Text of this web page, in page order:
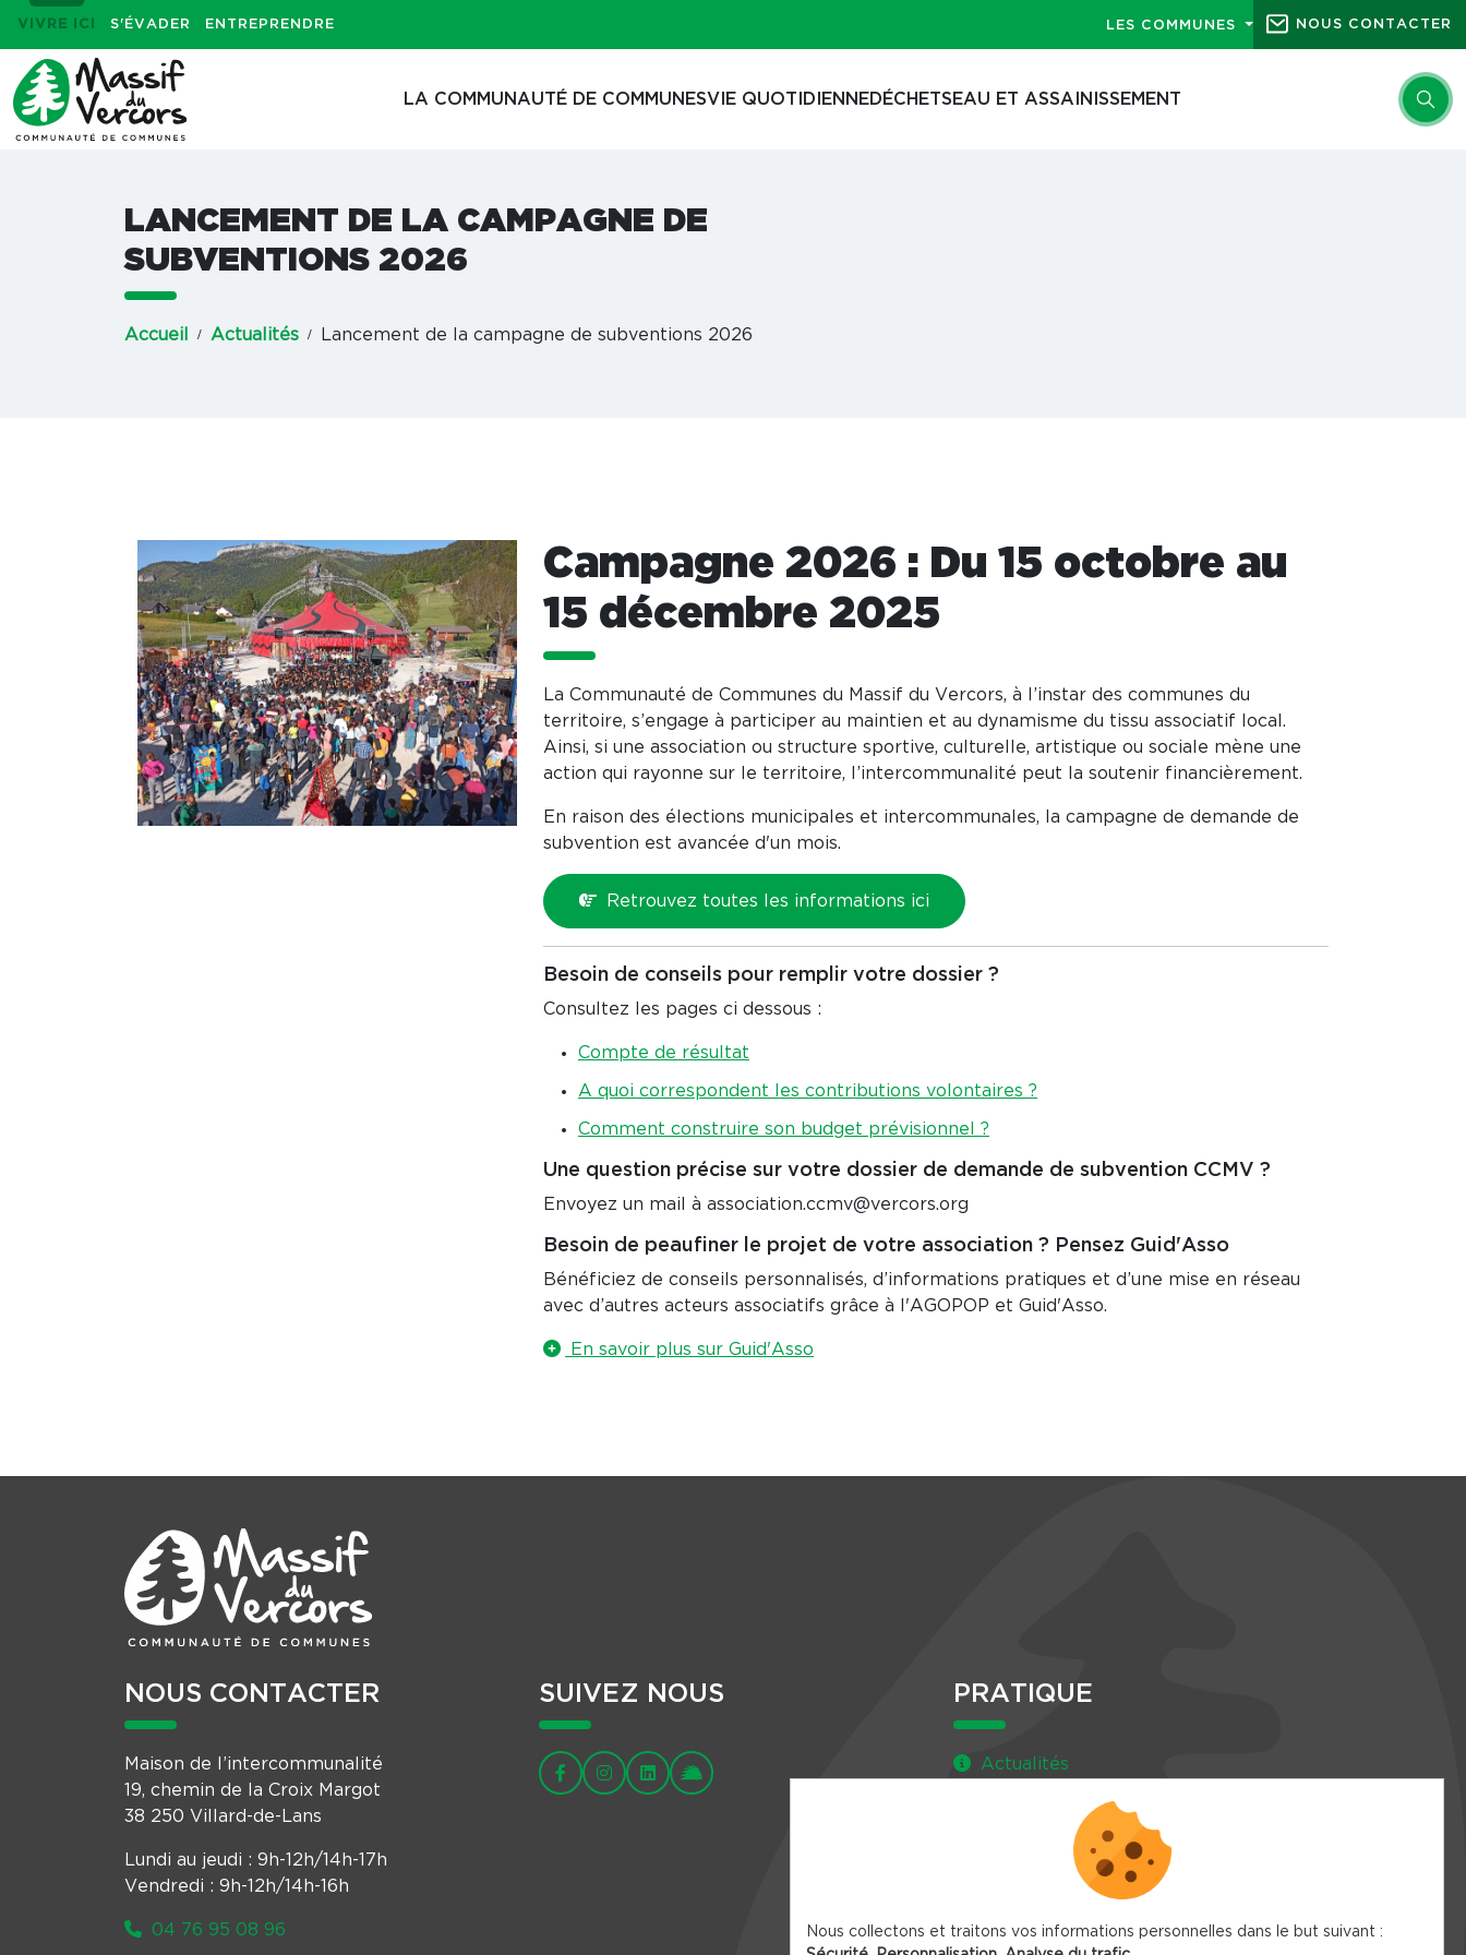
VIVRE ICI S'ÉVADER ENTREPRENDRE LES COMMUNES NOUS CONTACTER
LA COMMUNAUTÉ DE COMMUNESVIE QUOTIDIENNEDÉCHETS EAU ET ASSAINISSEMENT
LANCEMENT DE LA CAMPAGNE DE
SUBVENTIONS 2026
Accueil Actualités Lancement de la campagne de subventions 2026
Campagne 2026 : Du 15 octobre au
15 décembre 2025
La Communauté de Communes du Massif du Vercors, à l’instar des communes du
territoire, s’engage à participer au maintien et au dynamisme du tissu associatif local.
Ainsi, si une association ou structure sportive, culturelle, artistique ou sociale mène une
action qui rayonne sur le territoire, l’intercommunalité peut la soutenir financièrement.
En raison des élections municipales et intercommunales, la campagne de demande de
subvention est avancée d'un mois.
Retrouvez toutes les informations ici
Besoin de conseils pour remplir votre dossier ?
Consultez les pages ci dessous :
Compte de résultat
A quoi correspondent les contributions volontaires ?
Comment construire son budget prévisionnel ?
Une question précise sur votre dossier de demande de subvention CCMV ?
Envoyez un mail à association.ccmv@vercors.org
Besoin de peaufiner le projet de votre association ? Pensez Guid'Asso
Bénéficiez de conseils personnalisés, d’informations pratiques et d’une mise en réseau
avec d’autres acteurs associatifs grâce à l'AGOPOP et Guid'Asso.
En savoir plus sur Guid'Asso
NOUS CONTACTER
Maison de l’intercommunalité
19, chemin de la Croix Margot
38 250 Villard-de-Lans
Lundi au jeudi : 9h-12h/14h-17h
Vendredi : 9h-12h/14h-16h
04 76 95 08 96
SUIVEZ NOUS PRATIQUE
Actualités
Newsletter
Nous collectons et traitons vos informations personnelles dans le but suivant :